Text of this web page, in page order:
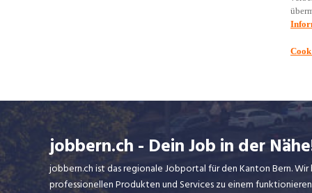
jobbern.ch - Dein Job in der
jobbern.ch ist das regionale Jobportal für den Kanton Bern.
professionellen Produkten und Services zu einem